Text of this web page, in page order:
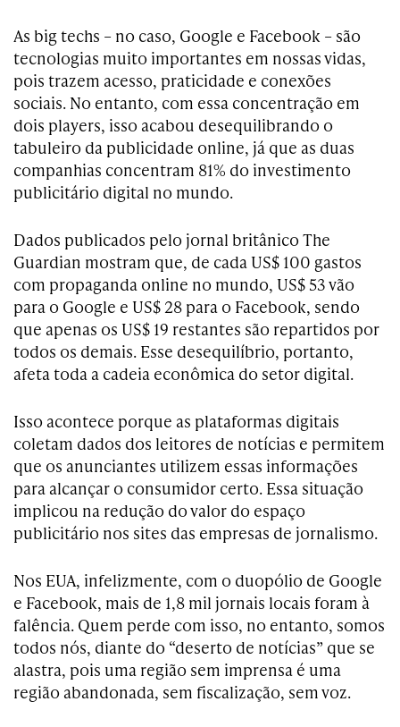
As big techs – no caso, Google e Facebook – são
tecnologias muito importantes em nossas vidas,
pois trazem acesso, praticidade e conexões
sociais. No entanto, com essa concentração em
dois players, isso acabou desequilibrando o
tabuleiro da publicidade online, já que as duas
companhias concentram 81% do investimento
publicitário digital no mundo.
Dados publicados pelo jornal britânico The
Guardian mostram que, de cada US$ 100 gastos
com propaganda online no mundo, US$ 53 vão
para o Google e US$ 28 para o Facebook, sendo
que apenas os US$ 19 restantes são repartidos por
todos os demais. Esse desequilíbrio, portanto,
afeta toda a cadeia econômica do setor digital.
Isso acontece porque as plataformas digitais
coletam dados dos leitores de notícias e permitem
que os anunciantes utilizem essas informações
para alcançar o consumidor certo. Essa situação
implicou na redução do valor do espaço
publicitário nos sites das empresas de jornalismo.
Nos EUA, infelizmente, com o duopólio de Google
e Facebook, mais de 1,8 mil jornais locais foram à
falência. Quem perde com isso, no entanto, somos
todos nós, diante do “deserto de notícias” que se
alastra, pois uma região sem imprensa é uma
região abandonada, sem fiscalização, sem voz.